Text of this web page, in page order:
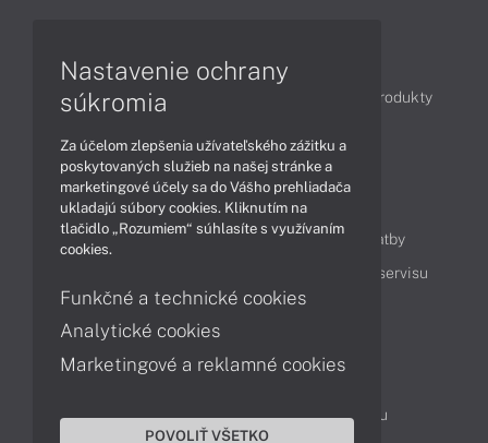
Články
Obchodné informácie
Produkty
Obsah
Ako nakupovať
Možnosti doručenia a platby
Cenník servisu
Kontakty
Servisné oddelenie
Reklamácia tovaru
Nastavenie ochrany
súkromia
Za účelom zlepšenia užívateľského zážitku a
poskytovaných služieb na našej stránke a
marketingové účely sa do Vášho prehliadača
ukladajú súbory cookies. Kliknutím na
tlačidlo „Rozumiem“ súhlasíte s využívaním
cookies.
Funkčné a technické cookies
Analytické cookies
Marketingové a reklamné cookies
POVOLIŤ VŠETKO